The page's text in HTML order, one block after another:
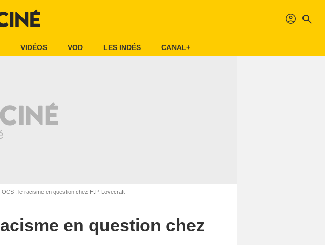
profil search
VIDÉOS VOD LES INDÉS CANAL+
: le racisme en question chez H.P. Lovecraft
en question chez